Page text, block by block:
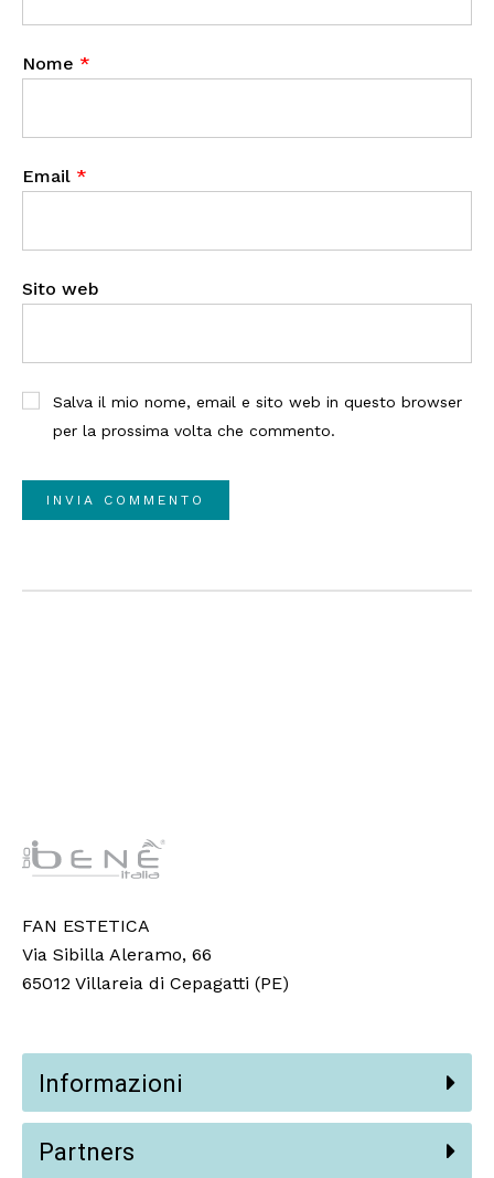
Nome *
Email *
Sito web
Salva il mio nome, email e sito web in questo browser
per la prossima volta che commento.
FAN ESTETICA
Via Sibilla Aleramo, 66
65012 Villareia di Cepagatti (PE)
Informazioni
Partners